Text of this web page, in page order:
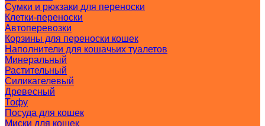
Сумки и рюкзаки для переноски
Клетки-переноски
Автоперевозки
Корзины для переноски кошек
Наполнители для кошачьих туалетов
Минеральный
Растительный
Силикагелевый
Древесный
Тофу
Посуда для кошек
Миски для кошек